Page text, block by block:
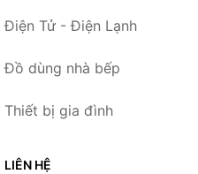
Điện Tử - Điện Lạnh
Đồ dùng nhà bếp
Thiết bị gia đình
LIÊN HỆ